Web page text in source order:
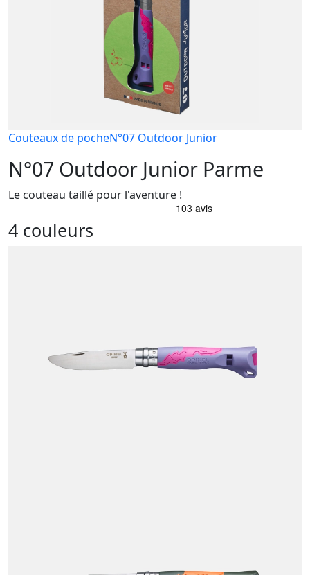
Couteaux de pocheN°07 Outdoor Junior
N°07 Outdoor Junior Parme
Le couteau taillé pour l'aventure !
4 couleurs